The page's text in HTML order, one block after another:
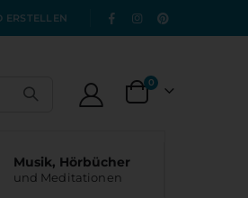
ERSTELLEN
Warenkorb
0Artikel
Musik, Hörbücher
und Meditationen